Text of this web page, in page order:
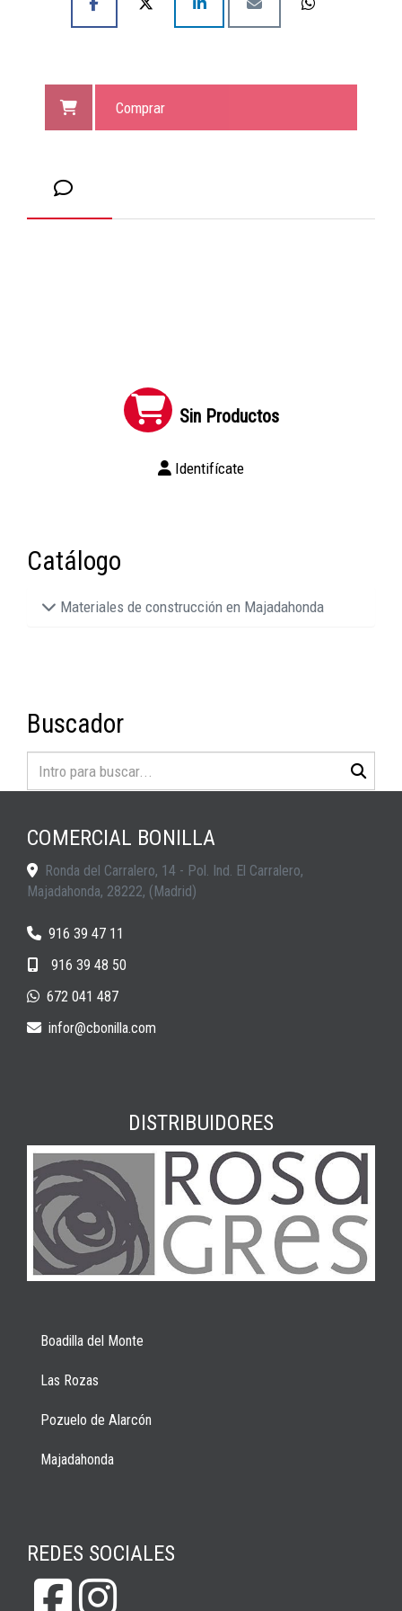
Comprar
Sin Productos
Identifícate
Catálogo
Materiales de construcción en Majadahonda
Buscador
COMERCIAL BONILLA
Ronda del Carralero, 14 - Pol. Ind. El Carralero,
Majadahonda, 28222, (Madrid)
916 39 47 11
916 39 48 50
672 041 487
infor
cbonilla.com
DISTRIBUIDORES
Boadilla del Monte
Las Rozas
Pozuelo de Alarcón
Majadahonda
REDES SOCIALES